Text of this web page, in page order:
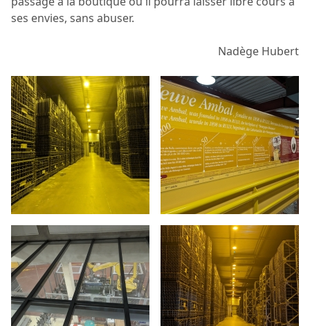
ses envies, sans abuser.
Nadège Hubert